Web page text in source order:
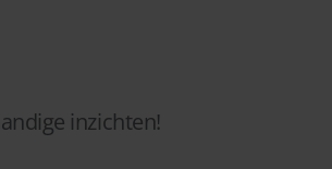
inzichten!